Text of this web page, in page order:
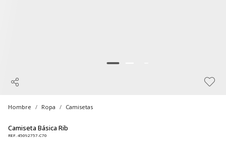
Hombre Ropa Camisetas
Camiseta Básica Rib
REF. 45092757-C70